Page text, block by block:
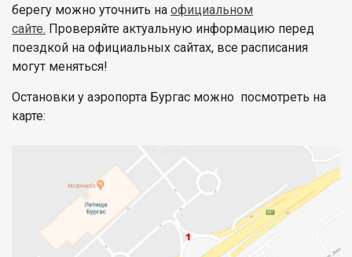
берегу можно уточнить на официальном
сайте. Проверяйте актуальную информацию перед
поездкой на официальных сайтах, все расписания
могут меняться!
Остановки у аэропорта Бургас можно посмотреть на
карте: